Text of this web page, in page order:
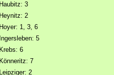
Haubitz: 3
Heynitz: 2
Hoyer: 1, 3, 6
Ingersleben: 5
Krebs: 6
Könneritz: 7
Leipziger: 2